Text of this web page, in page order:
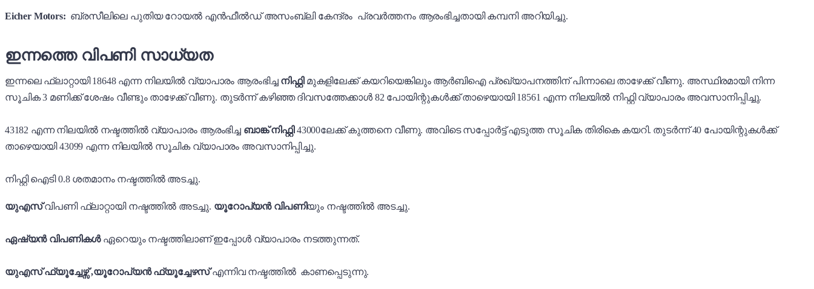
Eicher Motors: ബ്രസീലിലെ പുതിയ റോയൽ എൻഫീൽഡ് അസംബ്ലി കേന്ദ്രം പ്രവർത്തനം ആരംഭിച്ചതായി കമ്പനി അറിയിച്ചു.
ഇന്നത്തെ വിപണി സാധ്യത
ഇന്നലെ ഫ്ലാറ്റായി 18648 എന്ന നിലയിൽ വ്യാപാരം ആരംഭിച്ച നിഫ്റ്റി മുകളിലേക്ക് കയറിയെങ്കിലും ആർബിഐ പ്രഖ്യാപനത്തിന് പിന്നാലെ താഴേക്ക് വീണു. അസ്ഥിരമായി നിന്ന
സൂചിക 3 മണിക്ക് ശേഷം വീണ്ടും താഴേക്ക് വീണു. തുടർന്ന് കഴിഞ്ഞ ദിവസത്തേക്കാൾ 82 പോയിന്റുകൾക്ക് താഴെയായി 18561 എന്ന നിലയിൽ നിഫ്റ്റി വ്യാപാരം അവസാനിപ്പിച്ചു.
43182 എന്ന നിലയിൽ നഷ്ടത്തിൽ വ്യാപാരം ആരംഭിച്ച ബാങ്ക് നിഫ്റ്റി 43000ലേക്ക് കുത്തനെ വീണു. അവിടെ സപ്പോർട്ട് എടുത്ത സൂചിക തിരികെ കയറി. തുടർന്ന് 40 പോയിന്റുകൾക്ക്
താഴെയായി 43099 എന്ന നിലയിൽ സൂചിക വ്യാപാരം അവസാനിപ്പിച്ചു.
നിഫ്റ്റി ഐടി 0.8 ശതമാനം നഷ്ടത്തിൽ അടച്ചു.
യുഎസ്വിപണി ഫ്ലാറ്റായി നഷ്ടത്തിൽ അടച്ചു. യൂറോപ്യൻ വിപണിയും നഷ്ടത്തിൽ അടച്ചു.
ഏഷ്യൻ വിപണികൾ ഏറെയും നഷ്ടത്തിലാണ് ഇപ്പോൾ വ്യാപാരം നടത്തുന്നത്.
യുഎസ് ഫ്യൂച്ചേഴ്സ് ,യൂറോപ്യൻ ഫ്യൂച്ചേഴസ്എന്നിവ നഷ്ടത്തിൽ കാണപ്പെടുന്നു.